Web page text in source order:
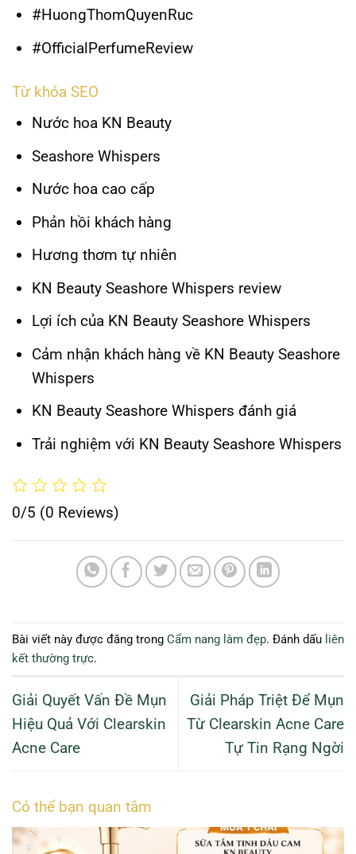
#HuongThomQuyenRuc
#OfficialPerfumeReview
Từ khóa SEO
Nước hoa KN Beauty
Seashore Whispers
Nước hoa cao cấp
Phản hồi khách hàng
Hương thơm tự nhiên
KN Beauty Seashore Whispers review
Lợi ích của KN Beauty Seashore Whispers
Cảm nhận khách hàng về KN Beauty Seashore
Whispers
KN Beauty Seashore Whispers đánh giá
Trải nghiệm với KN Beauty Seashore Whispers
0/5 (0 Reviews)
Bài viết này được đăng trong Cẩm nang làm đẹp. Đánh dấu liên
kết thường trực.
Giải Quyết Vấn Đề Mụn
Hiệu Quả Với Clearskin
Acne Care
Giải Pháp Triệt Để Mụn
Từ Clearskin Acne Care
Tự Tin Rạng Ngời
Có thể bạn quan tâm